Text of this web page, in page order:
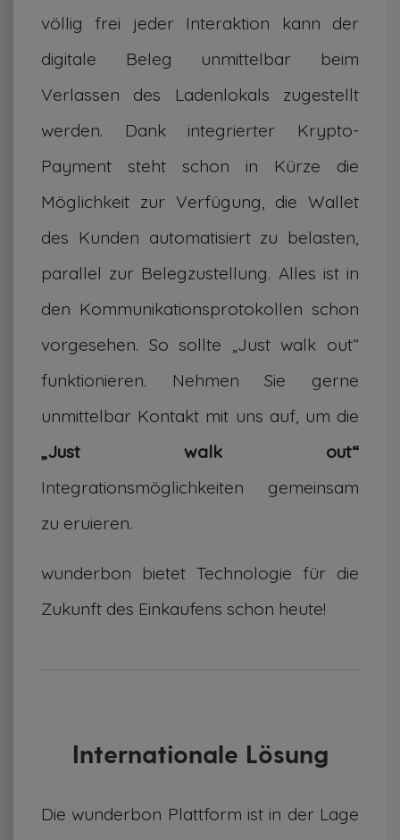
völlig frei jeder Interaktion kann der
digitale Beleg unmittelbar beim
Verlassen des Ladenlokals zugestellt
werden. Dank integrierter Krypto-
Payment steht schon in Kürze die
Möglichkeit zur Verfügung, die Wallet
des Kunden automatisiert zu belasten,
parallel zur Belegzustellung. Alles ist in
den Kommunikationsprotokollen schon
vorgesehen. So sollte „Just walk out“
funktionieren. Nehmen Sie gerne
unmittelbar Kontakt mit uns auf, um die
„Just walk out“
Integrationsmöglichkeiten gemeinsam
zu eruieren.
wunderbon bietet Technologie für die
Zukunft des Einkaufens schon heute!
Internationale Lösung
Die wunderbon Plattform ist in der Lage